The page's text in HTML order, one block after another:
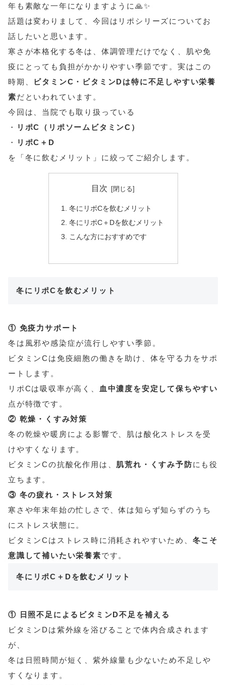
年も素敵な一年になりますように🙏✨️
話題は変わりまして、今回はリポシリーズについてお
話したいと思います。
寒さが本格化する冬は、体調管理だけでなく、肌や免
疫にとっても負担がかかりやすい季節です。実はこの
時期、 ビタミンC・ビタミンDは特に不足しやすい栄養
素だといわれています。
今回は、当院でも取り扱っている
・
リポC（リポソームビタミンC）
・
リポC＋D
を「冬に飲むメリット」に絞ってご紹介します。
目次
冬にリポCを飲むメリット
冬にリポC＋Dを飲むメリット
こんな方におすすめです
冬にリポCを飲むメリット
① 免疫力サポート
冬は風邪や感染症が流行しやすい季節。
ビタミンCは免疫細胞の働きを助け、体を守る力をサポ
ートします。
リポCは吸収率が高く、
血中濃度を安定して保ちやすい
点が特徴です。
② 乾燥・くすみ対策
冬の乾燥や暖房による影響で、肌は酸化ストレスを受
けやすくなります。
ビタミンCの抗酸化作用は、 肌荒れ・くすみ予防にも役
立ちます。
③ 冬の疲れ・ストレス対策
寒さや年末年始の忙しさで、体は知らず知らずのうち
にストレス状態に。
ビタミンCはストレス時に消耗されやすいため、 冬こそ
意識して補いたい栄養素です。
冬にリポC＋Dを飲むメリット
① 日照不足によるビタミンD不足を補える
ビタミンDは紫外線を浴びることで体内合成されます
が、
冬は日照時間が短く、紫外線量も少ないため不足しや
すくなります。